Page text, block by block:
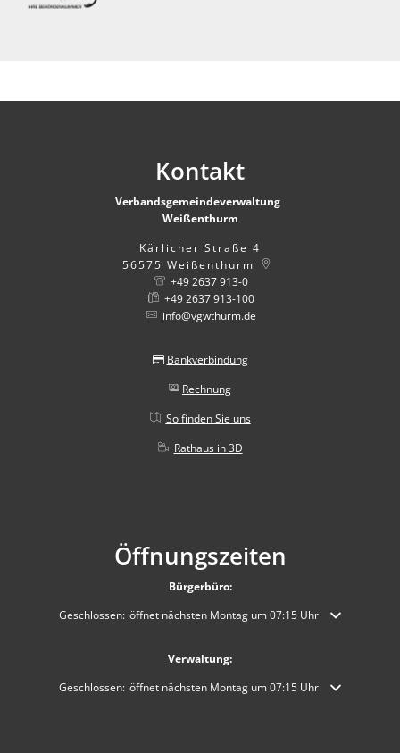
Kontakt
Verbandsgemeindeverwaltung
Weißenthurm
Kärlicher Straße 4
56575 Weißenthurm
+49 2637 913-0
+49 2637 913-100
info@vgwthurm.de
Bankverbindung
Rechnung
So finden Sie uns
Rathaus in 3D
Öffnungszeiten
Bürgerbüro:
Klicken, um weitere Öffnungs- oder Schließzeiten auszublenden
Geschlossen: öffnet nächsten Montag um 07:15 Uhr
Verwaltung:
Klicken, um weitere Öffnungs- oder Schließzeiten auszublenden
Geschlossen: öffnet nächsten Montag um 07:15 Uhr